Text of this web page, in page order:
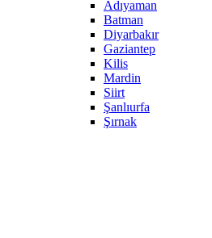
Adıyaman
Batman
Diyarbakır
Gaziantep
Kilis
Mardin
Siirt
Şanlıurfa
Şırnak